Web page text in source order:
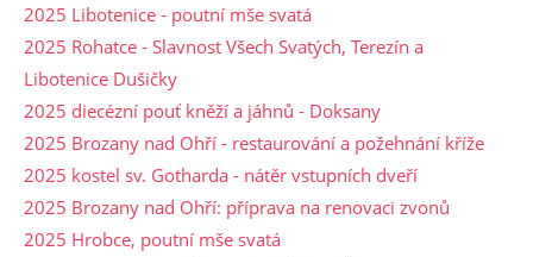
2025 Libotenice - poutní mše svatá
2025 Rohatce - Slavnost Všech Svatých, Terezín a
Libotenice Dušičky
2025 diecézní pouť kněží a jáhnů - Doksany
2025 Brozany nad Ohří - restaurování a požehnání kříže
2025 kostel sv. Gotharda - nátěr vstupních dveří
2025 Brozany nad Ohří: příprava na renovaci zvonů
2025 Hrobce, poutní mše svatá